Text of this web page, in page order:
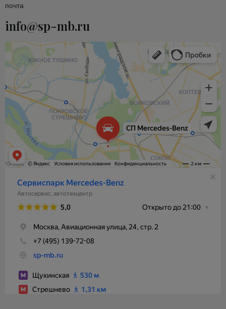
почта
info@sp-mb.ru